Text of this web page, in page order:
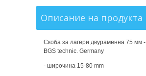
Описание на продукта
Скоба за лагери двураменна 75 мм -
BGStechnic. Germany
-широчина 15-80 mm